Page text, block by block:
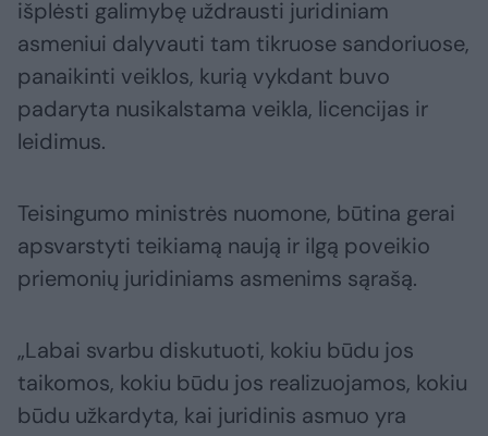
išplėsti galimybę uždrausti juridiniam
asmeniui dalyvauti tam tikruose sandoriuose,
panaikinti veiklos, kurią vykdant buvo
padaryta nusikalstama veikla, licencijas ir
leidimus.
Teisingumo ministrės nuomone, būtina gerai
apsvarstyti teikiamą naują ir ilgą poveikio
priemonių juridiniams asmenims sąrašą.
„Labai svarbu diskutuoti, kokiu būdu jos
taikomos, kokiu būdu jos realizuojamos, kokiu
būdu užkardyta, kai juridinis asmuo yra